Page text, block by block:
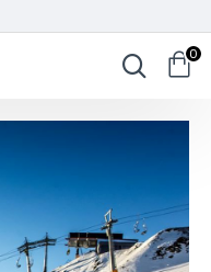
0